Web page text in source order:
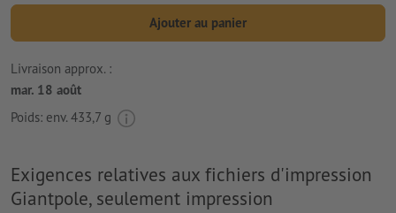
Ajouter au panier
Livraison approx. :
mar. 18 août
Poids: env. 433,7 g
Exigences relatives aux fichiers d'impression
Giantpole, seulement impression